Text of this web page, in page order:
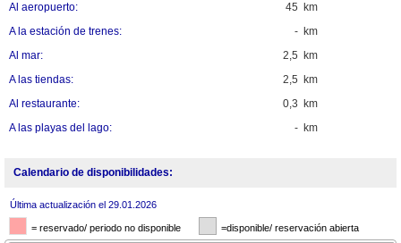
45 km
Al aeropuerto:
- km
A la estación de trenes:
2,5 km
Al mar:
2,5 km
A las tiendas:
0,3 km
Al restaurante:
- km
A las playas del lago:
Calendario de disponibilidades:
Última actualización el 29.01.2026
= reservado/ periodo no disponible =disponible/ reservación abierta